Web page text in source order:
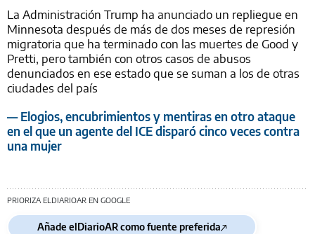
La Administración Trump ha anunciado un repliegue en
Minnesota después de más de dos meses de represión
migratoria que ha terminado con las muertes de Good y
Pretti, pero también con otros casos de abusos
denunciados en ese estado que se suman a los de otras
ciudades del país
— Elogios, encubrimientos y mentiras en otro ataque
en el que un agente del ICE disparó cinco veces contra
una mujer
PRIORIZA ELDIARIOAR EN GOOGLE
Añade elDiarioAR como fuente preferida